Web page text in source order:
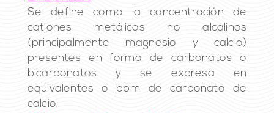
Se define como la concentración de
cationes metálicos no alcalinos
(principalmente magnesio y calcio)
presentes en forma de carbonatos o
bicarbonatos y se expresa en
equivalentes o ppm de carbonato de
calcio.